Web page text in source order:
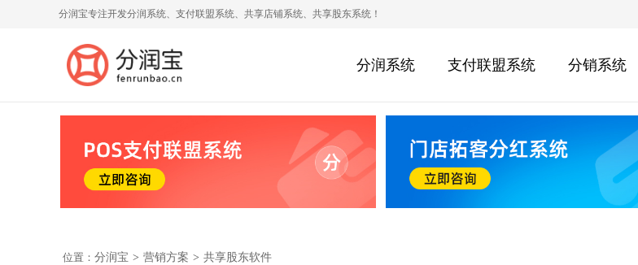
分润宝专注开发分润系统、支付联盟系统、共享店铺系统、共享股东系统！
分润系统 支付联盟系统 分销系统
位置： 分润宝 > 营销方案 > 共享股东软件